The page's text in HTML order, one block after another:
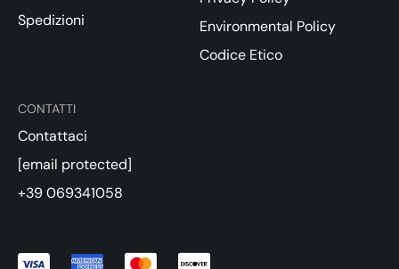
CONTATTI
Contattaci
[email protected]
+39 069341058
Spedizioni
Environmental Policy
Codice Etico